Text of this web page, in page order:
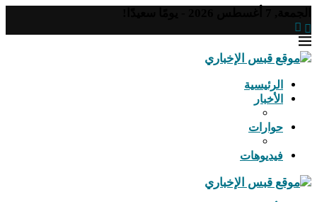
الرئيسية
الأخبار
حوارات
فيديوهات